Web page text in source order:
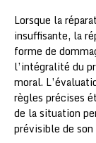
Lorsque la
insuffisante, la
forme de
l’intégralité du
moral.
règles précises
de la situation
prévisible de